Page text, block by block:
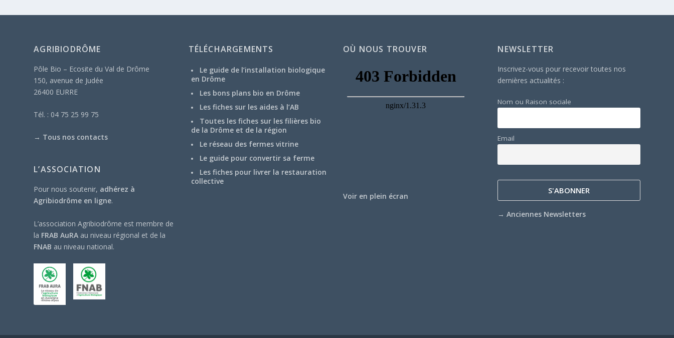
AGRIBIODRÔME
Pôle Bio – Ecosite du Val de Drôme
150, avenue de Judée
26400 EURRE
Tél. : 04 75 25 99 75
→ Tous nos contacts
L’ASSOCIATION
Pour nous soutenir, adhérez à
Agribiodrôme en ligne.
L’association Agribiodrôme est membre de
la FRAB AuRA au niveau régional et de la
FNAB au niveau national.
TÉLÉCHARGEMENTS
Le guide de l’installation biologique
en Drôme
Les bons plans bio en Drôme
Les fiches sur les aides à l’AB
Toutes les fiches sur les filières bio
de la Drôme et de la région
Le réseau des fermes vitrine
Le guide pour convertir sa ferme
Les fiches pour livrer la restauration
collective
OÙ NOUS TROUVER
Voir en plein écran
NEWSLETTER
Inscrivez-vous pour recevoir toutes nos
dernières actualités :
Nom ou Raison sociale
Email
→Anciennes Newsletters